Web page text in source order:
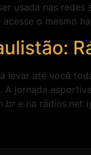
usada nas
acesse o mesmo
levar até você
A jornada
e na rádios.net